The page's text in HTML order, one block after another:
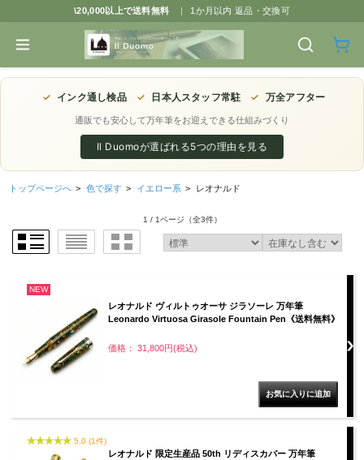
\20,000以上で送料無料 | 1か月以内 返品・交換可
✓ インク通し検品 ✓ 日本人スタッフ常駐 ✓ 万全アフター
通販でも安心して万年筆をお迎えできる仕組みづくり
Il Duomoが選ばれる5つの理由を見る
トップページへ > 色で探す > イエロー系 > レオナルド
1 / 1ページ （全3件）
NEW
レオナルド ヴィルトゥオーサ ジラソーレ 万年筆
Leonardo Virtuosa Girasole Fountain Pen《送料無料》
価格： 31,800円(税込)
5.0 (1件)
レオナルド 限定生産品 50th リディスカバー 万年筆